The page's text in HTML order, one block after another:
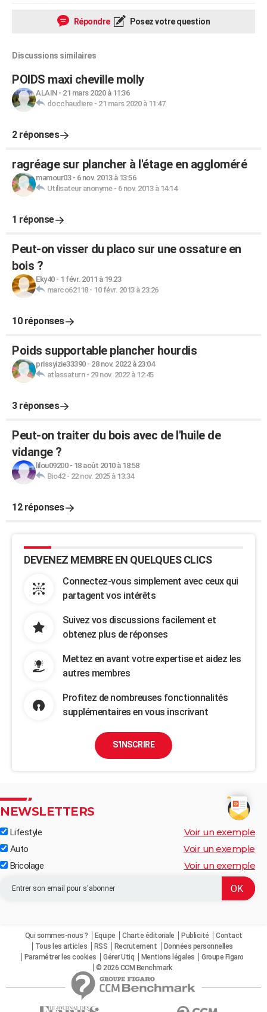
Répondre Posez votre question
Discussions similaires
POIDS maxi cheville molly
ALAIN- 21 mars 2020 à 11:36
docchaudiere- 21 mars 2020 à 11:47
2 réponses
ragréage sur plancher à l'étage en aggloméré
mamour03- 6 nov. 2013 à 13:56
Utilisateur anonyme- 6 nov. 2013 à 14:14
1 réponse
Peut-on visser du placo sur une ossature en
bois ?
Eky40- 1 févr. 2011 à 19:23
marco62118- 10 févr. 2013 à 23:26
10 réponses
Poids supportable plancher hourdis
prissyizie33390- 28 nov. 2022 à 23:04
atlassaturn- 29 nov. 2022 à 12:45
3 réponses
Peut-on traiter du bois avec de l'huile de
vidange ?
lilou09200- 18 août 2010 à 18:58
Bio42- 22 nov. 2025 à 13:34
12 réponses
DEVENEZ MEMBRE EN QUELQUES CLICS
Connectez-vous simplement avec ceux qui
partagent vos intérêts
Suivez vos discussions facilement et
obtenez plus de réponses
Mettez en avant votre expertise et aidez les
autres membres
Profitez de nombreuses fonctionnalités
supplémentaires en vous inscrivant
S'INSCRIRE
NEWSLETTERS
Lifestyle Voir un exemple
Auto Voir un exemple
Bricolage Voir un exemple
Qui sommes-nous ? Equipe Charte éditoriale Publicité
Contact
Tous les articles
RSS Recrutement
Données personnelles
Paramétrer les cookies
Gérer Utiq Mentions légales
Groupe Figaro
© 2026 CCM Benchmark